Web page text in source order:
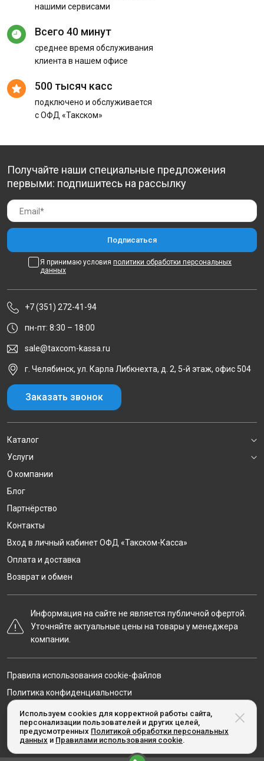
нашими сервисами
Всего 40 минут
среднее время обслуживания
клиента в нашем офисе
500 тысяч касс
подключено и обслуживается
с ОФД «Такском»
Используем cookies для корректной работы сайта,
персонализации пользователей и других целей,
предусмотренных Политикой обработки персональных
данных и Правилами использования cookie.
Получайте наши специальные предложения
первыми: подпишитесь на рассылку
Я принимаю условия политики обработки персональных
данных
+7 (351) 272-41-94
пн-пт: 8:30 – 18:00
sale@taxcom-kassa.ru
г. Челябинск, ул. Карла Либкнехта, д. 2, 5-й этаж, офис 504
Заказать звонок
Каталог
Услуги
О компании
Блог
Партнёрство
Контакты
Вход в личный кабинет ОФД «Такском-Касса»
Оплата и доставка
Возврат и обмен
Информация на сайте не является публичной офертой.
Уточняйте актуальные цены на товары у менеджера
компании.
© Taxcom-kassa.ru, 2020-2026
Правила использования cookie-файлов
Политика конфиденциальности
Карта сайта